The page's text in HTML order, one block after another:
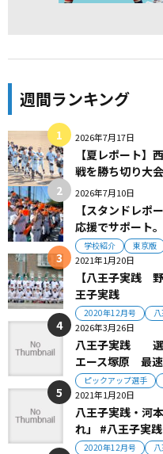
週間ランキング
2026年7月17日
【夏レポート
戦を勝ち切り大
2026年7月10日
【スタンドレポ
応援でサポート
学校紹介 東京版
2021年1月20日
【八王子実践
王子実践
2020年12月号
2026年3月26日
八王子実践 選
エース塚原 最
ピックアップ選手
2021年1月20日
八王子実践・河
れ」 #八王子実践
2020年12月号